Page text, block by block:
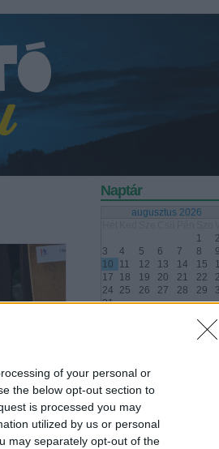
of your personal or
the below opt-out section to
is processed you may
utilized by us or personal
may separately opt-out of the
Naptár
augusztus 2026
1
2
3
4 5 6 7 8
9
10
11 12 13 14 15
17
18 19 20 21 22
24
25 26 27 28 29
31
2013. július 19 - 21
Tekerj a tóra!
A Bánktió Fesztivál